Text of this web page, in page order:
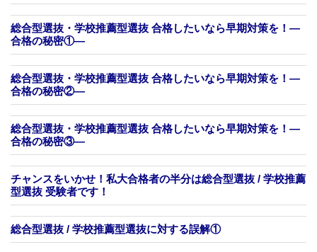
総合型選抜・学校推薦型選抜 合格したいなら早期対策を！—
合格の秘密①—
総合型選抜・学校推薦型選抜 合格したいなら早期対策を！—
合格の秘密②—
総合型選抜・学校推薦型選抜 合格したいなら早期対策を！—
合格の秘密③—
チャンスをいかせ！私大合格者の半分は総合型選抜 / 学校推薦
型選抜 受験者です！
総合型選抜 / 学校推薦型選抜に対する誤解①